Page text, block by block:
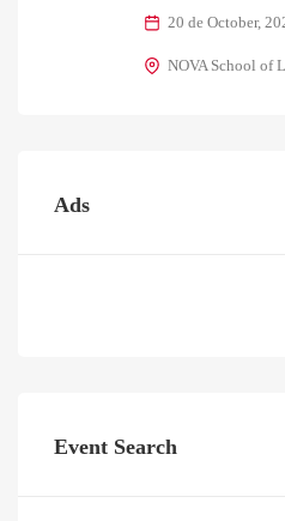
20 de October,
NOVA School of
Ads
Event Search